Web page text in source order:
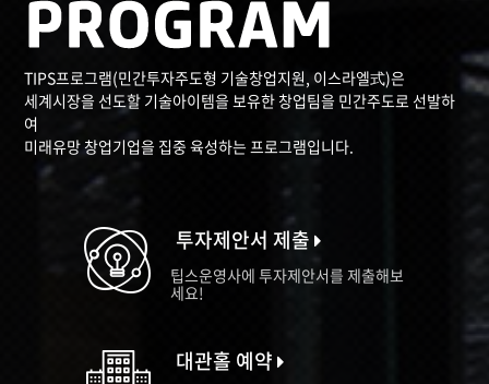
TIPS프로그램(민간투자주도형 기술창업지원, 이스라엘式)은
세계시장을 선도할 기술아이템을 보유한 창업팀을 민간주도로 선발하
여
미래유망 창업기업을 집중 육성하는 프로그램입니다.
투자제안서 제출
팁스운영사에 투자제안서를 제출해보
세요!
대관홀 예약